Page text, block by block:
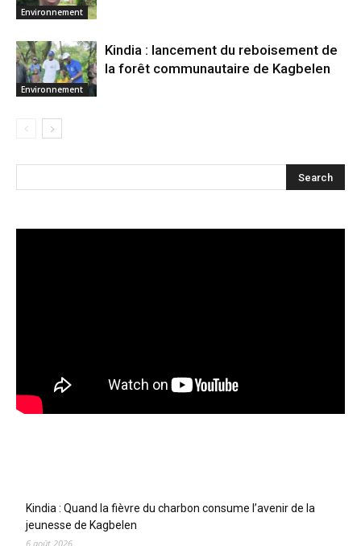
Environnement
Environnement
Kindia : lancement du reboisement de
la forêt communautaire de Kagbelen
Kindia : Quand la fièvre du charbon consume l’avenir de la
jeunesse de Kagbelen
6 août 2026